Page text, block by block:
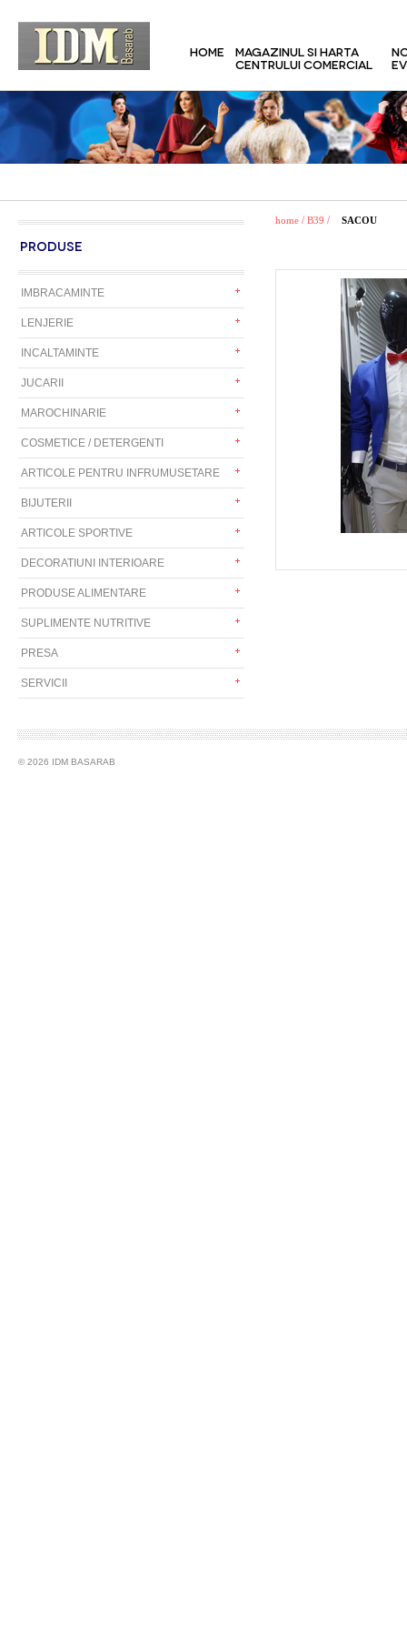
HOME
MAGAZINUL SI HARTA
CENTRULUI COMERCIAL
PRODUSE
IMBRACAMINTE
LENJERIE
INCALTAMINTE
JUCARII
MAROCHINARIE
COSMETICE / DETERGENTI
ARTICOLE PENTRU INFRUMUSETARE
BIJUTERII
ARTICOLE SPORTIVE
DECORATIUNI INTERIOARE
PRODUSE ALIMENTARE
SUPLIMENTE NUTRITIVE
PRESA
SERVICII
home / B39 / SACOU
© 2026 IDM BASARAB